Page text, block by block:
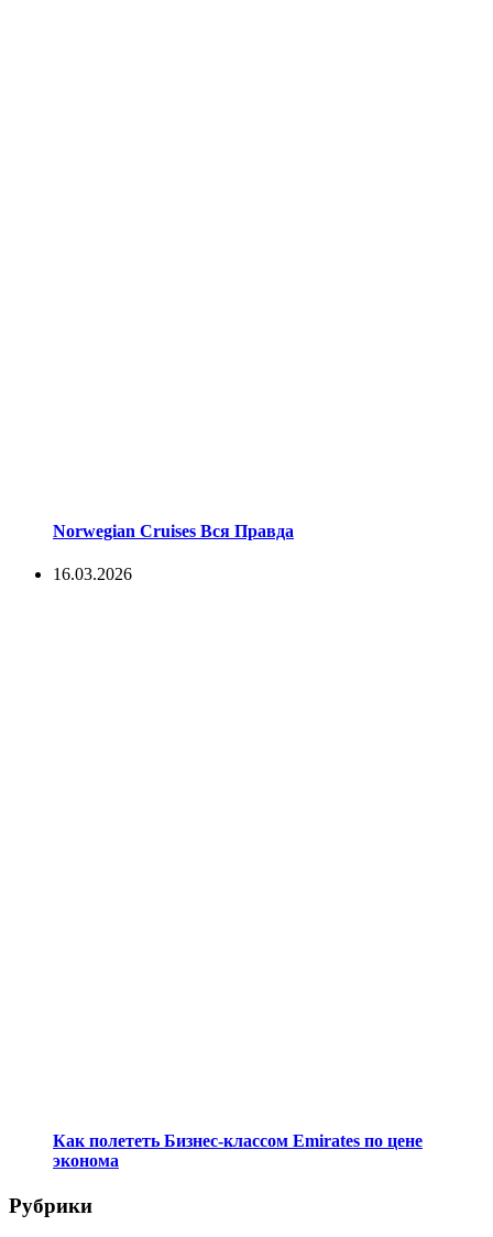
Norwegian Cruises Вся Правда
16.03.2026
Как полететь Бизнес-классом Emirates по цене
эконома
Рубрики